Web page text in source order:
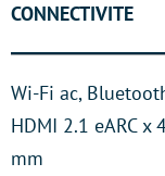
CONNECTIVITE
Wi-Fi ac,
HDMI 2.1 eARC x
mm